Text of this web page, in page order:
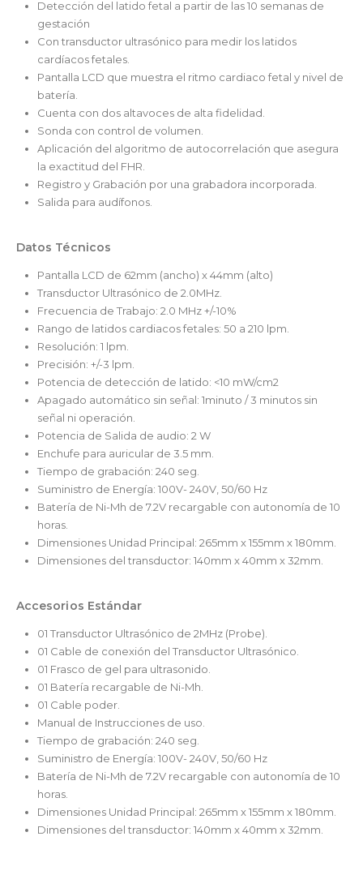
Detección del latido fetal a partir de las 10 semanas de
gestación
Con transductor ultrasónico para medir los latidos
cardíacos fetales.
Pantalla LCD que muestra el ritmo cardiaco fetal y nivel de
batería.
Cuenta con dos altavoces de alta fidelidad.
Sonda con control de volumen.
Aplicación del algoritmo de autocorrelación que asegura
la exactitud del FHR.
Registro y Grabación por una grabadora incorporada.
Salida para audífonos.
Datos Técnicos
Pantalla LCD de 62mm (ancho) x 44mm (alto)
Transductor Ultrasónico de 2.0MHz.
Frecuencia de Trabajo: 2.0 MHz +/-10%
Rango de latidos cardiacos fetales: 50 a 210 lpm.
Resolución: 1 lpm.
Precisión: +/-3 lpm.
Potencia de detección de latido: <10 mW/cm2
Apagado automático sin señal: 1minuto / 3 minutos sin
señal ni operación.
Potencia de Salida de audio: 2 W
Enchufe para auricular de 3.5 mm.
Tiempo de grabación: 240 seg.
Suministro de Energía: 100V- 240V, 50/60 Hz
Batería de Ni-Mh de 7.2V recargable con autonomía de 10
horas.
Dimensiones Unidad Principal: 265mm x 155mm x 180mm.
Dimensiones del transductor: 140mm x 40mm x 32mm.
Accesorios Estándar
01 Transductor Ultrasónico de 2MHz (Probe).
01 Cable de conexión del Transductor Ultrasónico.
01 Frasco de gel para ultrasonido.
01 Batería recargable de Ni-Mh.
01 Cable poder.
Manual de Instrucciones de uso.
Tiempo de grabación: 240 seg.
Suministro de Energía: 100V- 240V, 50/60 Hz
Batería de Ni-Mh de 7.2V recargable con autonomía de 10
horas.
Dimensiones Unidad Principal: 265mm x 155mm x 180mm.
Dimensiones del transductor: 140mm x 40mm x 32mm.